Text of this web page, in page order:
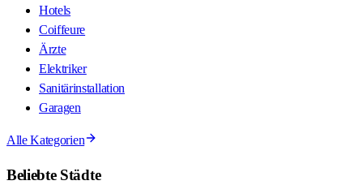
Hotels
Coiffeure
Ärzte
Elektriker
Sanitärinstallation
Garagen
Alle Kategorien
Beliebte Städte